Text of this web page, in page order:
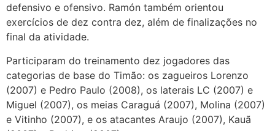
defensivo e ofensivo. Ramón também orientou
exercícios de dez contra dez, além de finalizações no
final da atividade.
Participaram do treinamento dez jogadores das
categorias de base do Timão: os zagueiros Lorenzo
(2007) e Pedro Paulo (2008), os laterais LC (2007) e
Miguel (2007), os meias Caraguá (2007), Molina (2007)
e Vitinho (2007), e os atacantes Araujo (2007), Kauã